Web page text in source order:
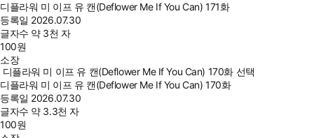
디플라워 미 이프 유 캔(Deflower Me If You Can) 171화
등록일 2026.07.30
글자수 약 3천 자
100원
소장
디플라워 미 이프 유 캔(Deflower Me If You Can) 170화 선택
디플라워 미 이프 유 캔(Deflower Me If You Can) 170화
등록일 2026.07.30
글자수 약 3.3천 자
100원